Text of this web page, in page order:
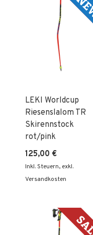
LEKI Worldcup
Riesenslalom TR
Skirennstock
rot/pink
125,00 €
Inkl. Steuern, exkl.
Versandkosten